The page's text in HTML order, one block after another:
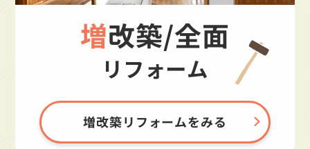
増改築/全面
リフォーム
増改築リフォームをみる